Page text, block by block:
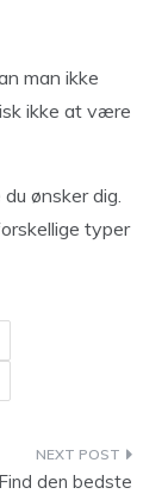
man ikke
ikke at være
ønsker dig.
typer
Find den bedste